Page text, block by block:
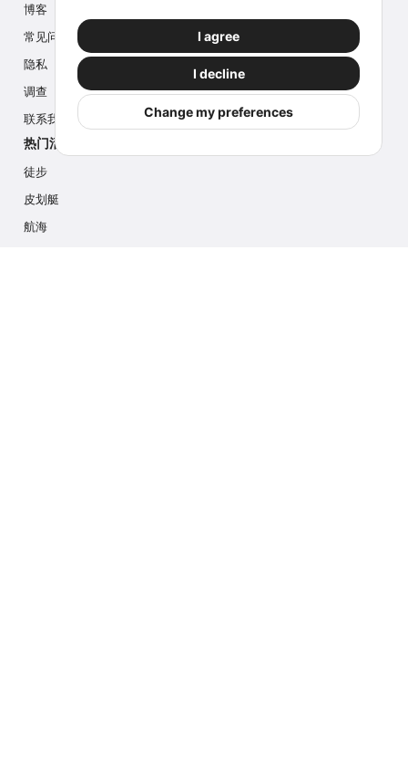
I agree
I decline
Change my preferences
博客
常见问题
隐私
调查
联系我们
热门活动
徒步
皮划艇
航海